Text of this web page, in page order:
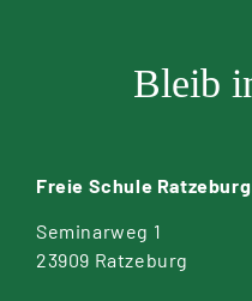
Bleib
Freie Schule Ratzeburg
Seminarweg 1
23909 Ratzeburg